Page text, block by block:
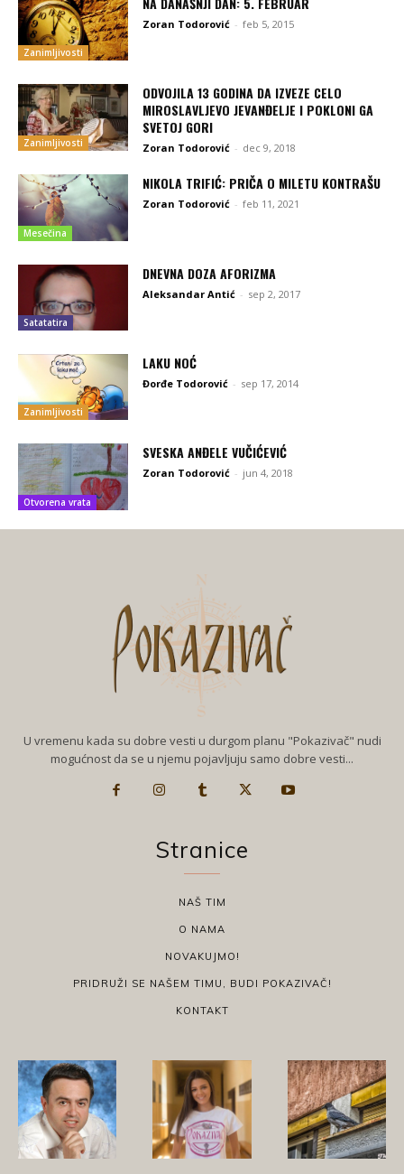
Zanimljivosti
Zoran Todorović - feb 5, 2015
Zanimljivosti
ODVOJILA 13 GODINA DA IZVEZE CELO
MIROSLAVLJEVO JEVANĐELJE I POKLONI GA
SVETOJ GORI
Zoran Todorović - dec 9, 2018
Mesečina
NIKOLA TRIFIĆ: PRIČA O MILETU KONTRAŠU
Zoran Todorović - feb 11, 2021
Satatatira
DNEVNA DOZA AFORIZMA
Aleksandar Antić - sep 2, 2017
Zanimljivosti
LAKU NOĆ
Đorđe Todorović - sep 17, 2014
Otvorena vrata
SVESKA ANĐELE VUČIĆEVIĆ
Zoran Todorović - jun 4, 2018
U vremenu kada su dobre vesti u durgom planu "Pokazivač" nudi
mogućnost da se u njemu pojavljuju samo dobre vesti...
Stranice
NAŠ TIM
O NAMA
NOVAKUJMO!
PRIDRUŽI SE NAŠEM TIMU, BUDI POKAZIVAČ!
KONTAKT